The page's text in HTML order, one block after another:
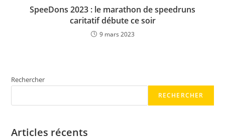
SpeeDons 2023 : le marathon de speedruns
caritatif débute ce soir
9 mars 2023
Rechercher
RECHERCHER
Articles récents